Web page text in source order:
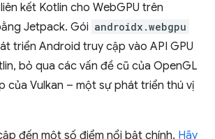
kết Kotlin cho WebGPU trên
Jetpack. Gói androidx.webgpu
triển Android truy cập vào API GPU
bỏ qua các vấn đề cũ của OpenGL
của Vulkan – một sự phát triển thú vị
đến một số điểm nổi bật chính. Hãy